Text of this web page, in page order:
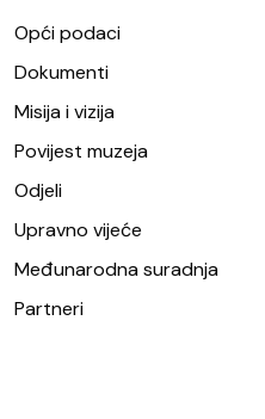
Opći podaci
Dokumenti
Misija i vizija
Povijest muzeja
Odjeli
Upravno vijeće
Međunarodna suradnja
Partneri